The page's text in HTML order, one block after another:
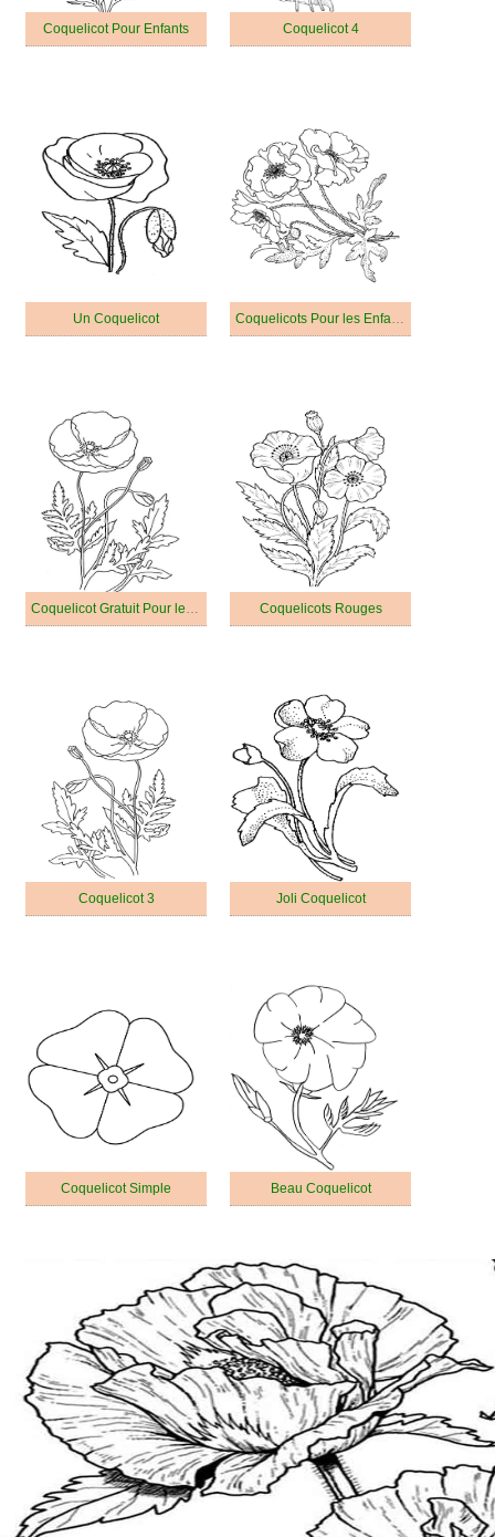
Coquelicot Pour Enfants Coquelicot 4
Un Coquelicot Coquelicots Pour les Enfants
Coquelicot Gratuit Pour les Enfants Coquelicots Rouges
Coquelicot 3 Joli Coquelicot
Coquelicot Simple Beau Coquelicot